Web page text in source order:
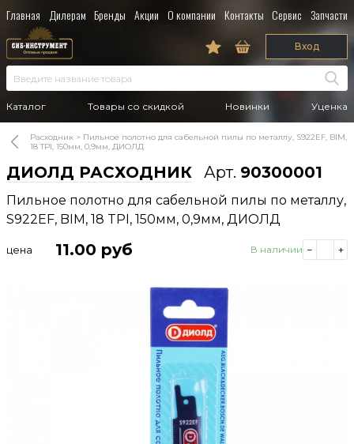
Главная Дилерам Бренды Акции О компании Контакты Сервис Запчасти
Каталог Товары со скидкой Новинки Уценка
Вход
Расходник
Пильное полотно для сабельной пилы по металлу, S922EF, BIM,
18 TPI, 150мм, 0,9мм, ДИОЛД
ДИОЛД РАСХОДНИК Арт. 90300001
Пильное полотно для сабельной пилы по металлу,
S922EF, BIM, 18 TPI, 150мм, 0,9мм, ДИОЛД
цена 11.00 руб В наличии